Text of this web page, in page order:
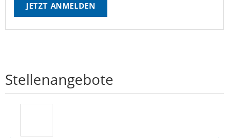
JETZT ANMELDEN
Stellenangebote